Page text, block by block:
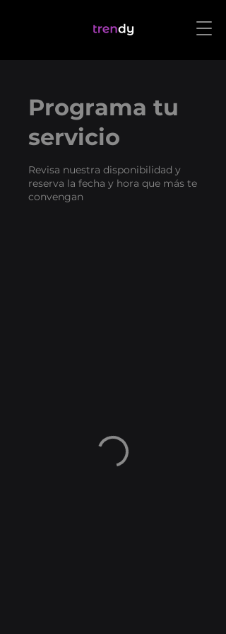
Programa tu
servicio
Revisa nuestra disponibilidad y
reserva la fecha y hora que más te
convengan